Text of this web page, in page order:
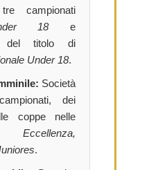
campionati
18e
del titolo di
Under 18.
Società
dei
coppe nelle
Eccellenza,
.